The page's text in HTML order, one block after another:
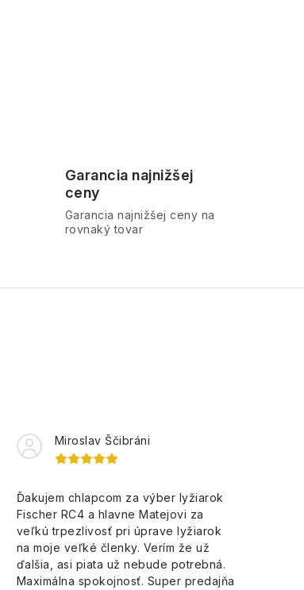
Garancia najnižšej
ceny
Garancia najnižšej ceny na
rovnaký tovar
Miroslav Ščibráni
Ďakujem chlapcom za výber lyžiarok
Fischer RC4 a hlavne Matejovi za
veľkú trpezlivosť pri úprave lyžiarok
na moje veľké členky. Verím že už
ďalšia, asi piata už nebude potrebná.
Maximálna spokojnosť. Super predajňa